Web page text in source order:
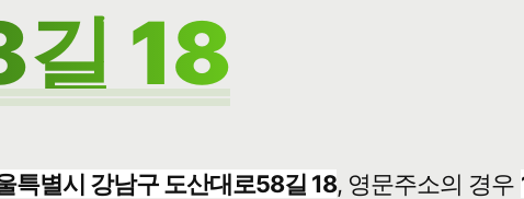
18
특별시 강남구 도산대로58길 18, 영문주소의 경우